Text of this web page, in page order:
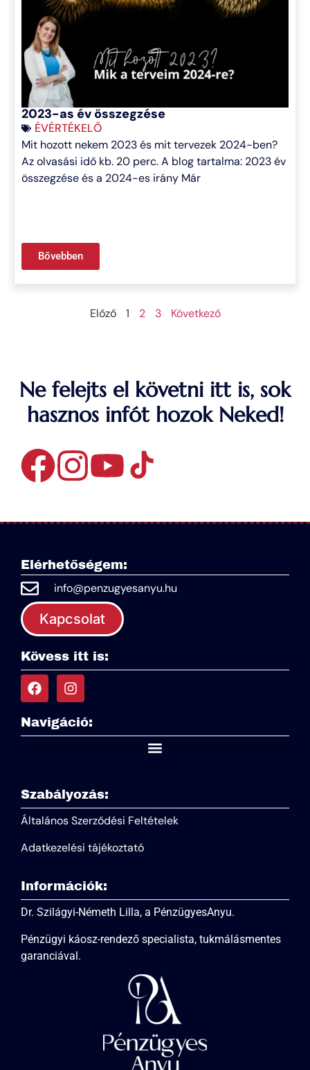
2023-as év összegzése
ÉVÉRTÉKELŐ
Mit hozott nekem 2023 és mit tervezek 2024-ben?
Az olvasási idő kb. 20 perc. A blog tartalma: 2023 év
összegzése és a 2024-es irány Már
Bővebben
Előző 1 2 3 Következő
Ne felejts el követni itt is, sok
hasznos infót hozok Neked!
Elérhetőségem:
info@penzugyesanyu.hu
Kapcsolat
Kövess itt is:
Navigáció:
Szabályozás:
Általános Szerződési Feltételek
Adatkezelési tájékoztató
Információk:
Dr. Szilágyi-Németh Lilla, a PénzügyesAnyu.
Pénzügyi káosz-rendező specialista, tukmálásmentes
garanciával.